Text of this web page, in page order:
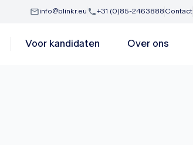
info@blinkr.eu +31 (0)85-2463888 Contact
Voor kandidaten Over ons